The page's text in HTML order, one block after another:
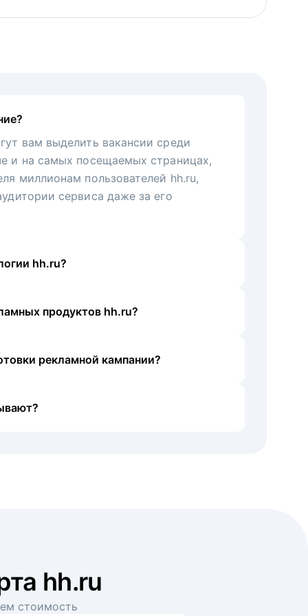
вам выделить вакансии среди
и на самых посещаемых страницах,
миллионам пользователей hh.ru,
сервиса даже за его
hh.ru?
продуктов hh.ru?
рекламной кампании?
hh.ru
стоимость